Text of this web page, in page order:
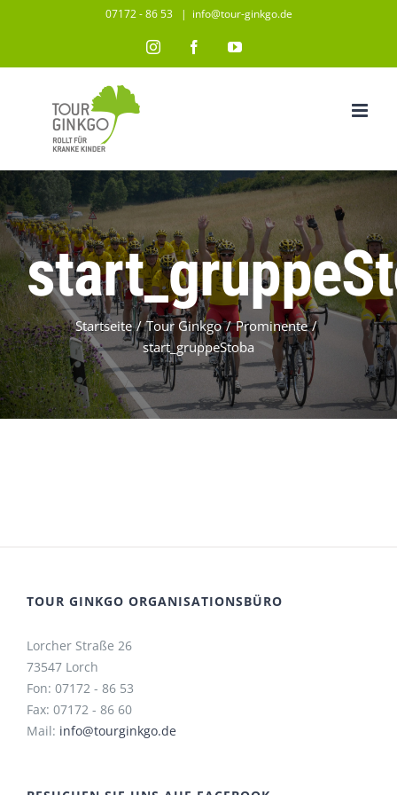
07172 - 86 53 | info@tour-ginkgo.de
InstagramFacebookYouTube
Startseite / Tour Ginkgo / Prominente /
start_gruppeStoba
TOUR GINKGO ORGANISATIONSBÜRO
Lorcher Straße 26
73547 Lorch
Fon: 07172 - 86 53
Fax: 07172 - 86 60
Mail: info@tourginkgo.de